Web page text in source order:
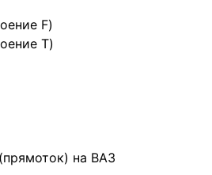
F)
T)
на ВАЗ